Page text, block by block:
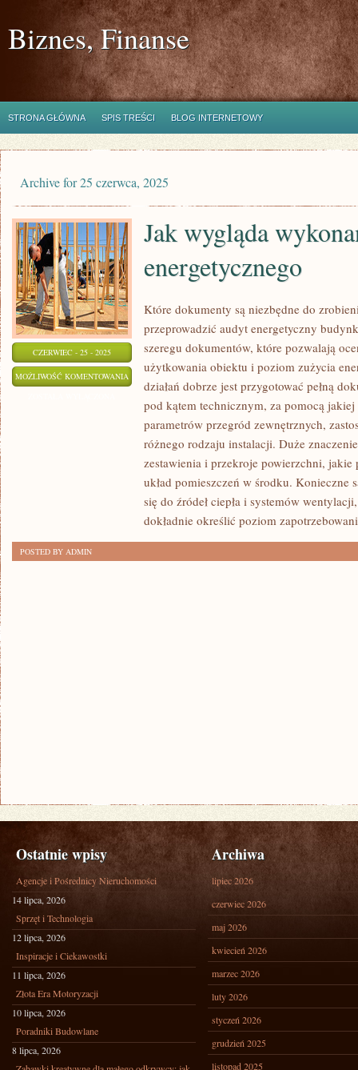
Biznes, Finanse
STRONA GŁÓWNA SPIS TREŚCI BLOG INTERNETOWY
Archive for 25 czerwca, 2025
CZERWIEC - 25 - 2025
MOŻLIWOŚĆ KOMENTOWANIA
WYKONANIE
Jak wygląda
energetycznego
Które dokumenty są niezbędne do
przeprowadzić audyt energetyczny
szeregu dokumentów, które pozwalają
użytkowania obiektu i poziom zużycia
działań dobrze jest przygotować pełną
pod kątem technicznym, za pomocą
parametrów przegród zewnętrznych,
różnego rodzaju instalacji. Duże
zestawienia i przekroje powierzchni, jakie
układ pomieszczeń w środku. Konieczne
się do źródeł ciepła i systemów
dokładnie określić poziom
POSTED BY ADMIN
Ostatnie wpisy
Agencje i Pośrednicy Nieruchomości
14 lipca, 2026
Sprzęt i Technologia
12 lipca, 2026
Inspiracje i Ciekawostki
11 lipca, 2026
Złota Era Motoryzacji
10 lipca, 2026
Poradniki Budowlane
8 lipca, 2026
Archiwa
lipiec 2026
czerwiec 2026
maj 2026
kwiecień 2026
marzec 2026
luty 2026
styczeń 2026
grudzień 2025
listopad 2025